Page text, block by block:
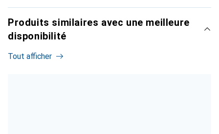
Produits similaires avec une meilleure
disponibilité
Tout afficher